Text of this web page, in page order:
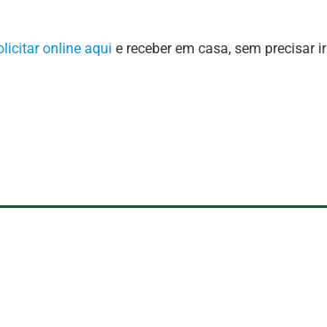
online aqui e receber em casa, sem precisar ir